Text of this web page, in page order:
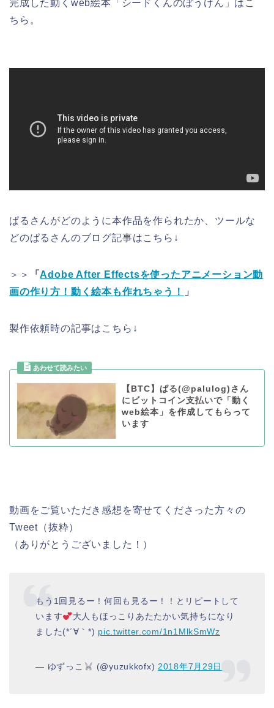
完成した動くweb絵本「シードくんのぼうけん」はこ
ちら。
ぱるさんがどのように本作品を作られたか、ツールな
どのぱるさんのブログ記事はこちら↓
＞＞ 「Adobe After Effectsを使ったアニメーション動
画の作り方！動く絵本も作れちゃう！
」
製作依頼時の記事はこちら↓
【BTC】ぱる(@palulog)さん
にビットコイン支払いで「動く
web絵本」を作成してもらって
います
動画をご覧いただき感想を寄せてくださった方々の
Tweet（抜粋）
（ありがとうございました！）
もう1回見るー！何回も見るー！！とリピートして
います
大人もほっこりあたたかい気持ちになり
ました(*´∀｀*) pic.twitter.com/1n1MlkSmWz
— ゆずっこ (@yuzukkofx) 2018年7月29日